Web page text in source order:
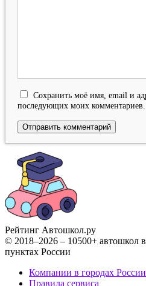
Сохранить моё имя, email и
последующих моих комментариев.
Рейтинг Автошкол.ру
© 2018–2026 – 10500+ автошкол
пунктах России
Компании в городах России
Правила сервиса